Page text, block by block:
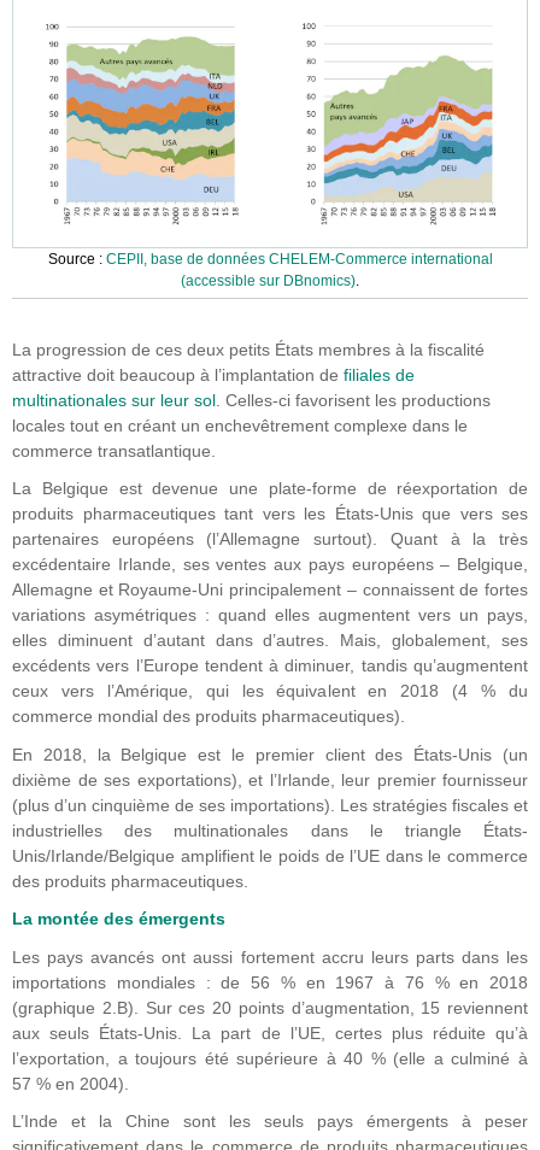
Source : CEPII, base de données CHELEM-Commerce international
(accessible sur DBnomics).
La progression de ces deux petits États membres à la fiscalité
attractive doit beaucoup à l’implantation de filiales de
multinationales sur leur sol . Celles-ci favorisent les productions
locales tout en créant un enchevêtrement complexe dans le
commerce transatlantique.
La Belgique est devenue une plate-forme de réexportation de
produits pharmaceutiques tant vers les États-Unis que vers ses
partenaires européens (l’Allemagne surtout). Quant à la très
excédentaire Irlande, ses ventes aux pays européens – Belgique,
Allemagne et Royaume-Uni principalement – connaissent de fortes
variations asymétriques : quand elles augmentent vers un pays,
elles diminuent d’autant dans d’autres. Mais, globalement, ses
excédents vers l’Europe tendent à diminuer, tandis qu’augmentent
ceux vers l’Amérique, qui les équivalent en 2018 (4 % du
commerce mondial des produits pharmaceutiques).
En 2018, la Belgique est le premier client des États-Unis (un
dixième de ses exportations), et l’Irlande, leur premier fournisseur
(plus d’un cinquième de ses importations). Les stratégies fiscales et
industrielles des multinationales dans le triangle États-
Unis/Irlande/Belgique amplifient le poids de l’UE dans le commerce
des produits pharmaceutiques.
La montée des émergents
Les pays avancés ont aussi fortement accru leurs parts dans les
importations mondiales : de 56 % en 1967 à 76 % en 2018
(graphique 2.B). Sur ces 20 points d’augmentation, 15 reviennent
aux seuls États-Unis. La part de l’UE, certes plus réduite qu’à
l’exportation, a toujours été supérieure à 40 % (elle a culminé à
57 % en 2004).
L’Inde et la Chine sont les seuls pays émergents à peser